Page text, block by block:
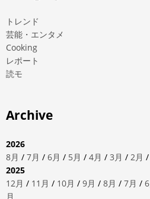
トレンド
芸能・エンタメ
Cooking
レポート
読モ
Archive
2026
8月 / 7月 / 6月 / 5月 / 4月 / 3月 / 2月 /
2025
12月 / 11月 / 10月 / 9月 / 8月 / 7月 /
月